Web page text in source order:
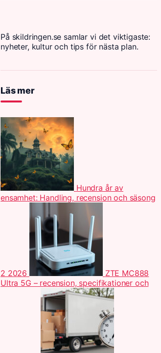
På skildringen.se samlar vi det viktigaste:
nyheter, kultur och tips för nästa plan.
Läs mer
Hundra år av
ensamhet: Handling, recension och säsong
2 2026
ZTE MC888
Ultra 5G – recension, specifikationer och